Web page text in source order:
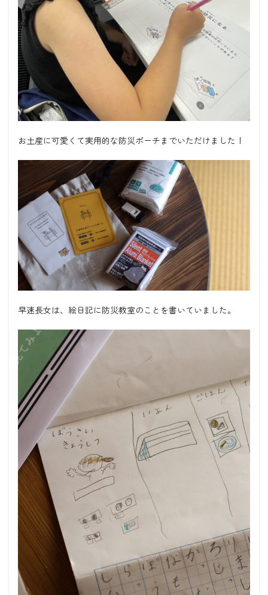
お土産に可愛くて実用的な防災ポーチまでいただけました！
早速長女は、絵日記に防災教室のことを書いていました。